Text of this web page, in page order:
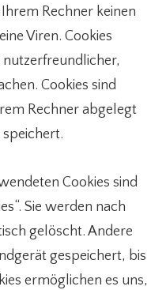
Rechner keinen
Viren. Cookies
Cookies sind
Rechner abgelegt
Cookies sind
Sie werden nach
gelöscht. Andere
gespeichert, bis
ermöglichen es uns,